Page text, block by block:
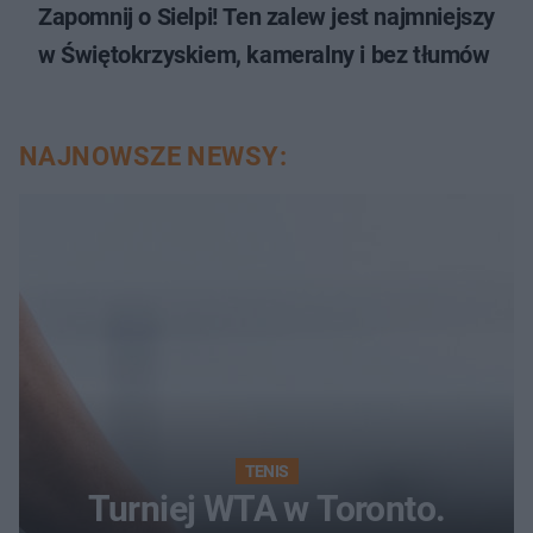
Zapomnij o Sielpi! Ten zalew jest najmniejszy
w Świętokrzyskiem, kameralny i bez tłumów
NAJNOWSZE NEWSY:
TENIS
Turniej WTA w Toronto.